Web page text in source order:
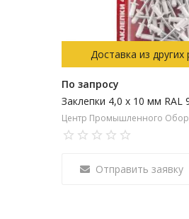
Доставка из других
По запросу
Центр Промышленного
Отправить заявку